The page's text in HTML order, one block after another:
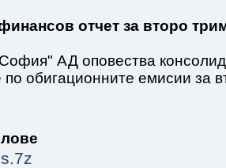
отчет за второ
АД оповества
по обигационните емисии за